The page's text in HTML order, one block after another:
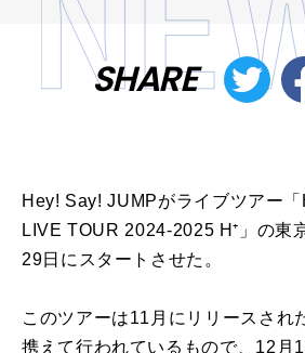
SHARE
Hey! Say! JUMPがライブツアー
LIVE TOUR 2024-2025 H⁺」の東
29日にスタートさせた。
このツアーは11月にリリースされ
携えて行われているもので、12月